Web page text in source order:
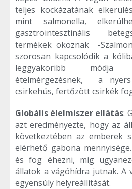
teljes kockázatának
mint salmonella,
gasztrointesztinális
termékek okoznak -
szorosan kapcsolódik a
leggyakoribb módja
ételmérgezésnek, a
csirkehús, fertőzött csirkék
Globális élelmiszer ellátás:
azt eredményezte, hogy az
következtében az emberek
elérhető gabona
és fog éhezni, míg
állatok a vágóhídra jutnak. A
egyensúly helyreállítását.